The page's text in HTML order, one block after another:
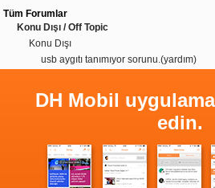
Tüm Forumlar
Konu Dışı / Off Topic
Konu Dışı
usb aygıtı tanımıyor sorunu.(yardım)
DH Mobil
edin.